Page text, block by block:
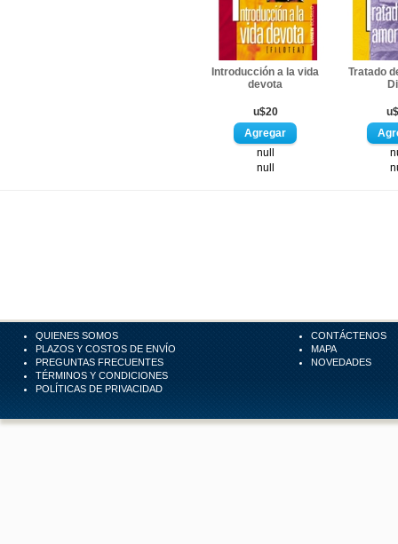
Introducción a la vida
devota
u$20
null
null
Tratado
QUIENES SOMOS
PLAZOS Y COSTOS DE ENVÍO
PREGUNTAS FRECUENTES
TÉRMINOS Y CONDICIONES
POLÍTICAS DE PRIVACIDAD
CONTÁCTENOS
MAPA
NOVEDADES